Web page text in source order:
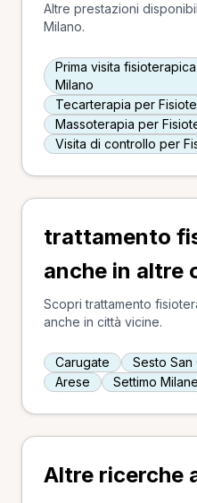
Altre prestazioni
Milano.
Prima visita
Milano
Tecarterapia per
Massoterapia per
Visita di controllo per
trattamento
anche in altre
Scopri trattamento
anche in città vicine.
Carugate Sesto San
Arese
Settimo
Altre ricerche